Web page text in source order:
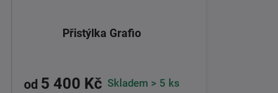
Přistýlka Grafio
od 5 400 Kč Skladem > 5 ks